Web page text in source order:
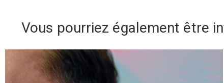
Vous pourriez également être